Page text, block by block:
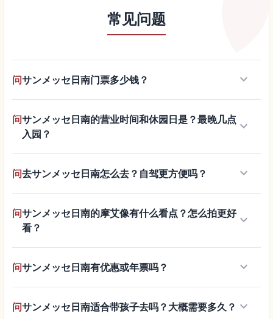
常见问题
问サンメッセ日南门票多少钱？ keyboard_arrow_down
问サンメッセ日南的营业时间和休园日是？最晚几点
入园？
keyboard_arrow_down
问去サンメッセ日南怎么去？自驾更方便吗？ keyboard_arrow_down
问サンメッセ日南的摩艾像有什么看点？怎么拍更好
看？
keyboard_arrow_down
问サンメッセ日南有优惠或年票吗？ keyboard_arrow_down
问サンメッセ日南适合带孩子去吗？大概需要多久？ keyboard_arrow_down